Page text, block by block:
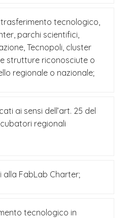
tecnologico,
parchi scientifici,
Tecnopoli, cluster
strutture riconosciute o
regionale o nazionale;
ai sensi dell’art. 25 del
regionali
alla FabLab Charter;
tecnologico in